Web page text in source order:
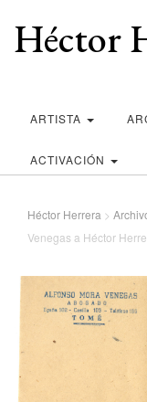
Héctor
ARTISTA
ACTIVACIÓN
Héctor Herrera >
Venegas a Héctor